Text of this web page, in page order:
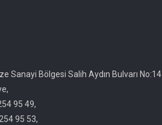
Sanayi Bölgesi Salih Aydın Bulvarı No:14
95 49,
95 53,